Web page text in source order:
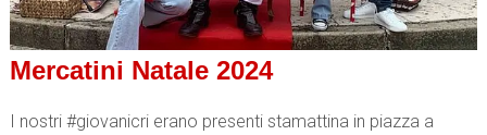
Mercatini Natale 2024
I nostri #giovanicri erano presenti stamattina in piazza a